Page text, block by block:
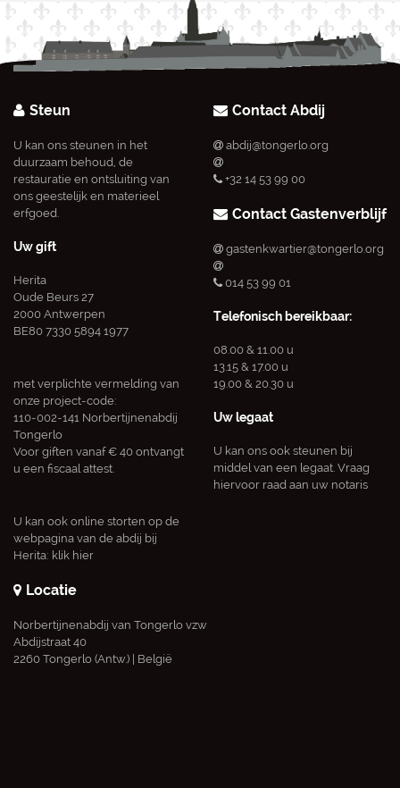
Steun
U kan ons steunen in het
duurzaam behoud, de
restauratie en ontsluiting van
ons geestelijk en materieel
erfgoed.
Uw gift
Herita
Oude Beurs 27
2000 Antwerpen
BE80 7330 5894 1977
met verplichte vermelding van
onze project-code:
110-002-141 Norbertijnenabdij
Tongerlo
Voor giften vanaf € 40 ontvangt
u een fiscaal attest.
U kan ook online storten op de
webpagina van de abdij bij
Herita: klik hier
Contact Abdij
abdij@tongerlo.org
+32 14 53 99 00
Contact Gastenverblijf
gastenkwartier@tongerlo.org
014 53 99 01
Telefonisch bereikbaar:
08.00 & 11.00 u
13.15 & 17.00 u
19.00 & 20.30 u
Uw legaat
U kan ons ook steunen bij
middel van een legaat. Vraag
hiervoor raad aan uw notaris
Locatie
Norbertijnenabdij van Tongerlo vzw
Abdijstraat 40
2260 Tongerlo (Antw.) | België